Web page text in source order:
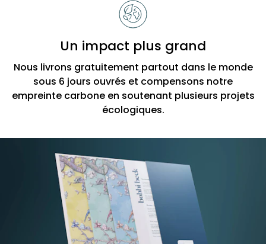
Un impact plus grand
Nous livrons gratuitement partout dans le monde
sous 6 jours ouvrés et compensons notre
empreinte carbone en soutenant plusieurs projets
écologiques.